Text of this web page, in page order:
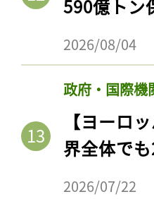
590億トン
2026/08/04
政府・国際機
【ヨーロ
界全体で
2026/07/22